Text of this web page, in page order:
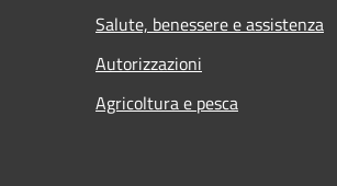
Salute, benessere e assistenza
Autorizzazioni
Agricoltura e pesca